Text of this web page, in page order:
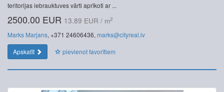
teritorijas iebrauktuves vārti aprīkoti ar ...
2500.00 EUR 13.89 EUR / m2
Marks Marjans, +371 24606436, marks@cityreal.lv
Apskatīt
pievienot favorītiem